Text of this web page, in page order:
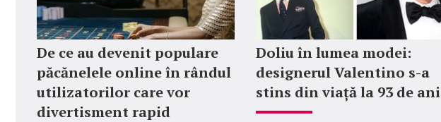
De ce au devenit populare
păcănelele online în rândul
utilizatorilor care vor
divertisment rapid
Doliu în lumea modei:
designerul Valentino s-a
stins din viață la 93 de ani